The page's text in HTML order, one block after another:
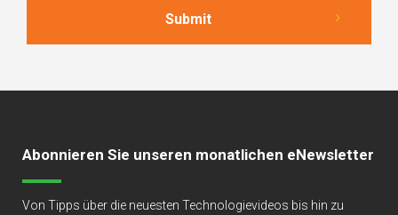
Abonnieren Sie unseren monatlichen eNewsletter
Von Tipps über die neuesten Technologievideos bis hin zu